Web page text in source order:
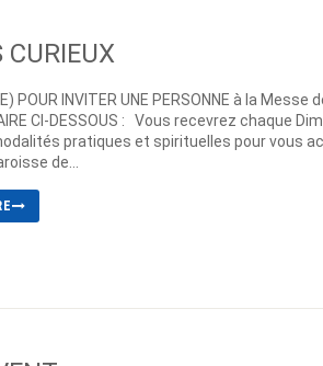
CURIEUX
POUR INVITER UNE PERSONNE à la
CI-DESSOUS : Vous recevrez chaque
pratiques et spirituelles pour vous
de...